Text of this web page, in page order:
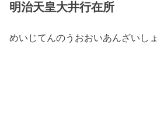
明治天皇大井行在所
めいじてんのうおおいあんざいしょ